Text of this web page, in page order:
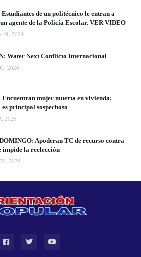
de un politécnico le entran a
agente de la Policía Escolar. VER VIDEO
18, 2024
Water Next Conflicto Internacional
2026
Encuentran mujer muerta en vivienda;
principal sospechoso
2026
Apoderan TC de recurso contra
impide la reelección
2025